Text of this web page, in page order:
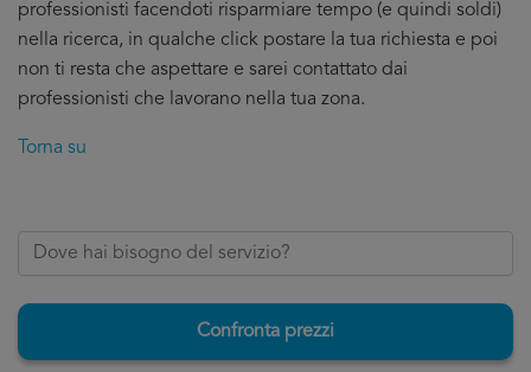
professionisti facendoti risparmiare tempo (e quindi soldi)
nella ricerca, in qualche click postare la tua richiesta e poi
non ti resta che aspettare e sarei contattato dai
professionisti che lavorano nella tua zona.
Torna su
Confronta prezzi